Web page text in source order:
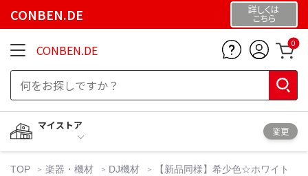
CONBEN.DE 詳しくは
こちら
CONBEN.DE 0
マイストア
変更
TOP 楽器・機材 DJ機材
【新品同様】希少色☆ホワイト